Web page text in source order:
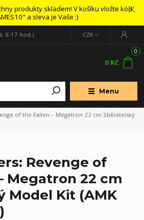
produkty skladem! V košíku vložte kód
a sleva je Vaše :)
Menu
CZK
8-17 hod.)
0
0 Kč
of the Fallen – Megatron 22 cm Sběratelský
Revenge of
Megatron 22 cm
Model Kit (AMK